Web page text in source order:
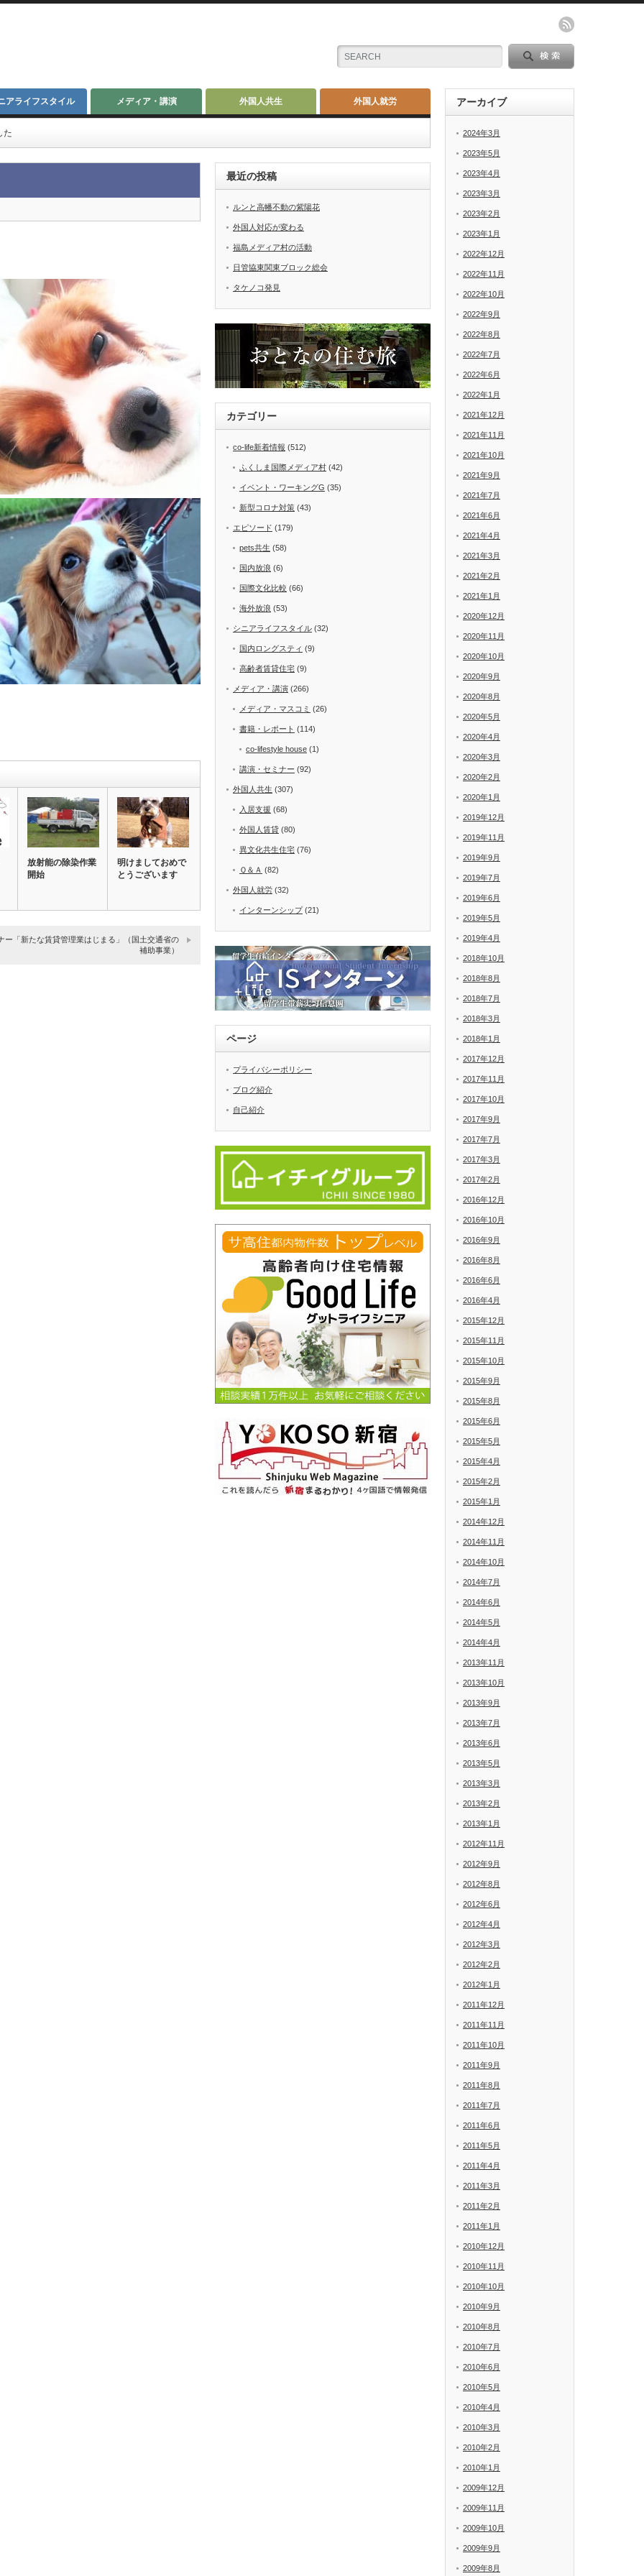
アライフスタイル メディア・講演 外国人共生 外国人就労
た
放射能の除染作業
開始
明けましておめで
とうございます
ー「新たな賃貸管理業はじまる」（国土交通省の
補助事業）
最近の投稿
ルンと高幡不動の紫陽花
外国人対応が変わる
福島メディア村の活動
日管協東関東ブロック総会
タケノコ発見
カテゴリー
co-life新着情報 (512)
ふくしま国際メディア村 (42)
イベント・ワーキングG (35)
新型コロナ対策 (43)
エピソード (179)
pets共生 (58)
国内放浪 (6)
国際文化比較 (66)
海外放浪 (53)
シニアライフスタイル (32)
国内ロングスティ (9)
高齢者賃貸住宅 (9)
メディア・講演 (266)
メディア・マスコミ (26)
書籍・レポート (114)
co-lifestyle house (1)
講演・セミナー (92)
外国人共生 (307)
入居支援 (68)
外国人賃貸 (80)
異文化共生住宅 (76)
Ｑ＆Ａ (82)
外国人就労 (32)
インターンシップ(21)
ページ
プライバシーポリシー
ブログ紹介
自己紹介
アーカイブ
2024年3月
2023年5月
2023年4月
2023年3月
2023年2月
2023年1月
2022年12月
2022年11月
2022年10月
2022年9月
2022年8月
2022年7月
2022年6月
2022年1月
2021年12月
2021年11月
2021年10月
2021年9月
2021年7月
2021年6月
2021年4月
2021年3月
2021年2月
2021年1月
2020年12月
2020年11月
2020年10月
2020年9月
2020年8月
2020年5月
2020年4月
2020年3月
2020年2月
2020年1月
2019年12月
2019年11月
2019年9月
2019年7月
2019年6月
2019年5月
2019年4月
2018年10月
2018年8月
2018年7月
2018年3月
2018年1月
2017年12月
2017年11月
2017年10月
2017年9月
2017年7月
2017年3月
2017年2月
2016年12月
2016年10月
2016年9月
2016年8月
2016年6月
2016年4月
2015年12月
2015年11月
2015年10月
2015年9月
2015年8月
2015年6月
2015年5月
2015年4月
2015年2月
2015年1月
2014年12月
2014年11月
2014年10月
2014年7月
2014年6月
2014年5月
2014年4月
2013年11月
2013年10月
2013年9月
2013年7月
2013年6月
2013年5月
2013年3月
2013年2月
2013年1月
2012年11月
2012年9月
2012年8月
2012年6月
2012年4月
2012年3月
2012年2月
2012年1月
2011年12月
2011年11月
2011年10月
2011年9月
2011年8月
2011年7月
2011年6月
2011年5月
2011年4月
2011年3月
2011年2月
2011年1月
2010年12月
2010年11月
2010年10月
2010年9月
2010年8月
2010年7月
2010年6月
2010年5月
2010年4月
2010年3月
2010年2月
2010年1月
2009年12月
2009年11月
2009年10月
2009年9月
2009年8月